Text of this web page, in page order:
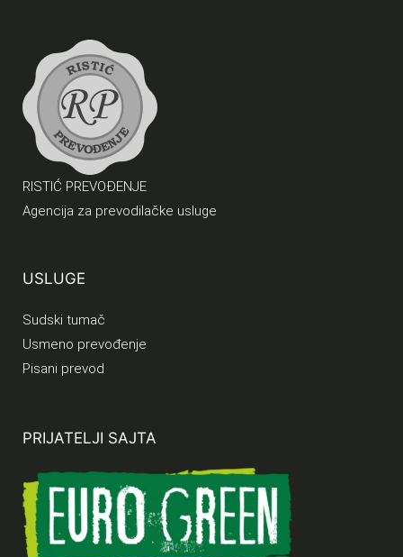
RISTIĆ PREVOĐENJE
Agencija za prevodilačke usluge
USLUGE
Sudski tumač
Usmeno prevođenje
Pisani prevod
PRIJATELJI SAJTA